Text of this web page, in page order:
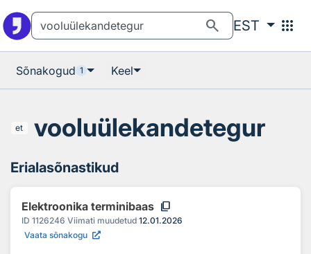
search EST apps
Sõnakogud 1 Keel
et vooluülekandetegur
Erialasõnastikud
Elektroonika terminibaas content_copy
ID 1126246 Viimati muudetud 12.01.2026
Vaata sõnakogu